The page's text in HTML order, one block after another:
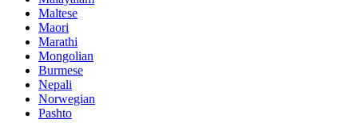
Maltese
Maori
Marathi
Mongolian
Burmese
Nepali
Norwegian
Pashto